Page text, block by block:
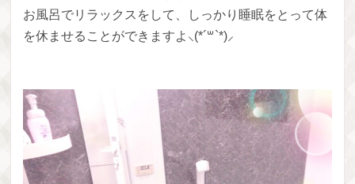
お風呂でリラックスをして、しっかり睡眠をとって体
を休ませることができますよ⸜(*´꒳`*)⸝